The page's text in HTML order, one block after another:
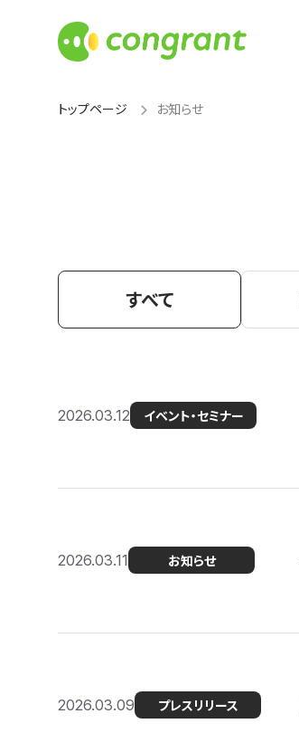
トップページ お知らせ
すべて
2026.03.12 イベント・セミナー
2026.03.11 お知らせ
2026.03.09 プレスリリース